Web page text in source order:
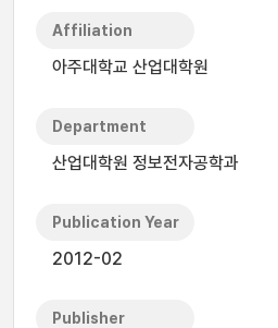
Affiliation
아주대학교 산업대학원
Department
산업대학원 정보전자공학과
Publication Year
2012-02
Publisher